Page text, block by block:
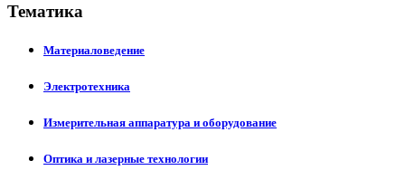
Тематика
Материаловедение
Электротехника
Измерительная аппаратура и оборудование
Оптика и лазерные технологии